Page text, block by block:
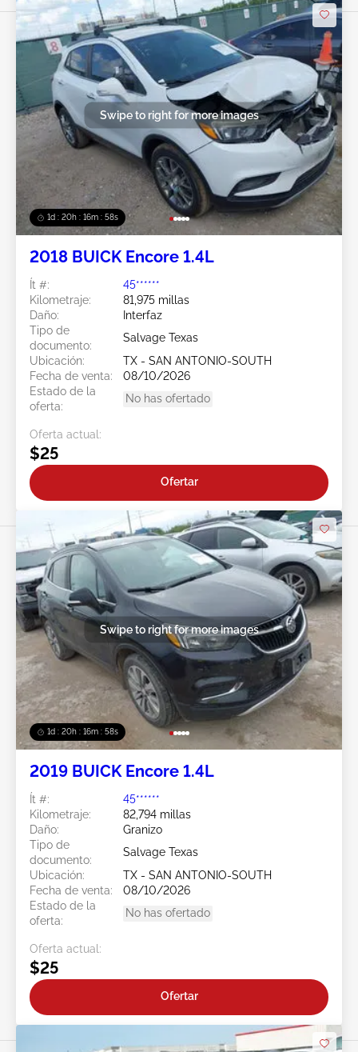
1d : 20h : 16m : 55s
Swipe to right for more images
2018 BUICK Encore 1.4L
Ít #:
45******
Kilometraje:
81,975 millas
Daño:
Interfaz
Tipo de
documento:
Salvage Texas
Ubicación:
TX - SAN ANTONIO-SOUTH
Fecha de venta:
08/10/2026
Estado de la
oferta:
No has ofertado
Oferta actual:
$25
Ofertar
1d : 20h : 16m : 55s
Swipe to right for more images
2019 BUICK Encore 1.4L
Ít #:
45******
Kilometraje:
82,794 millas
Daño:
Granizo
Tipo de
documento:
Salvage Texas
Ubicación:
TX - SAN ANTONIO-SOUTH
Fecha de venta:
08/10/2026
Estado de la
oferta:
No has ofertado
Oferta actual:
$25
Ofertar